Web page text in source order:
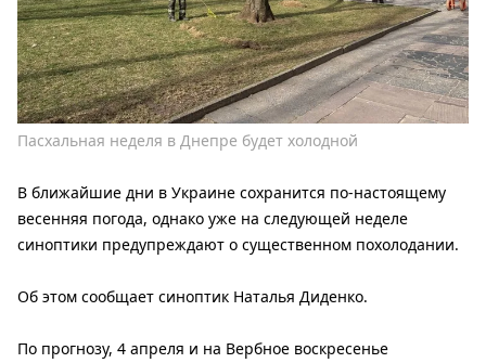
Пасхальная неделя в Днепре будет холодной
В ближайшие дни в Украине сохранится по-настоящему
весенняя погода, однако уже на следующей неделе
синоптики предупреждают о существенном похолодании.
Об этом сообщает синоптик Наталья Диденко.
По прогнозу, 4 апреля и на Вербное воскресенье